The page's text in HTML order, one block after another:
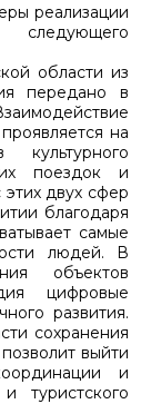
реализации
области из
передано в
на
культурного
поездок и
двух сфер
благодаря
самые
людей. В
объектов
цифровые
развития.
сохранения
выйти
и
туристского